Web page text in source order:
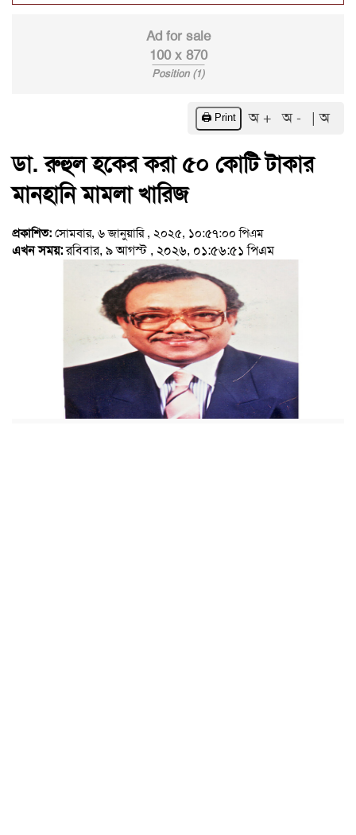
Ad for sale
100 x 870
Position (1)
🖨️ Print অ + অ - | অ
ডা. রুহুল হকের করা ৫০ কোটি টাকার
মানহানি মামলা খারিজ
প্রকাশিত: সোমবার, ৬ জানুয়ারি , ২০২৫, ১০:৫৭:০০ পিএম
এখন সময়:রবিবার, ৯ আগস্ট , ২০২৬, ০১:৫৬:৫১ পিএম